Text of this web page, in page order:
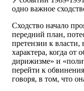
одно важное
Сходство начало
передний план,
претензии к
характера, когда от
дирижизме» и
перейти к
говоря, в том, что